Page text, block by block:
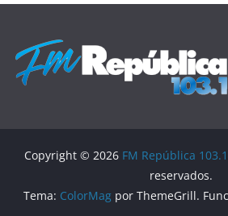
Copyright © 2026 FM República 103.1
reservados.
Tema: ColorMagpor ThemeGrill.